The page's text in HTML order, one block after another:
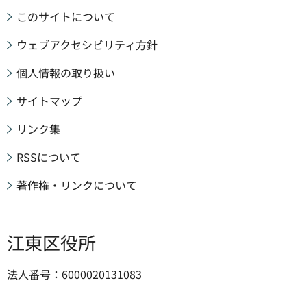
このサイトについて
ウェブアクセシビリティ方針
個人情報の取り扱い
サイトマップ
リンク集
RSSについて
著作権・リンクについて
江東区役所
法人番号：6000020131083